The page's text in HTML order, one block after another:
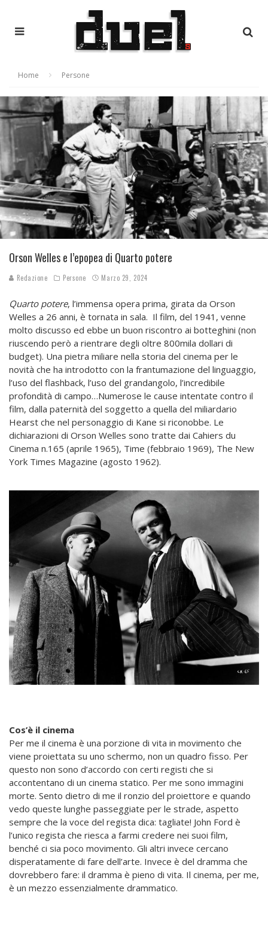
Home Persone
Orson Welles e l’epopea di Quarto potere
Redazione Persone Marzo 29, 2024
Quarto potere, l’immensa opera prima, girata da Orson
Welles a 26 anni, è tornata in sala. Il film, del 1941, venne
molto discusso ed ebbe un buon riscontro ai botteghini (non
riuscendo però a rientrare degli oltre 800mila dollari di
budget). Una pietra miliare nella storia del cinema per le
novità che ha introdotto con la frantumazione del linguaggio,
l’uso del flashback, l’uso del grandangolo, l’incredibile
profondità di campo…Numerose le cause intentate contro il
film, dalla paternità del soggetto a quella del miliardario
Hearst che nel personaggio di Kane si riconobbe. Le
dichiarazioni di Orson Welles sono tratte dai Cahiers du
Cinema n.165 (aprile 1965), Time (febbraio 1969), The New
York Times Magazine (agosto 1962).
Cos’è il cinema
Per me il cinema è una porzione di vita in movimento che
viene proiettata su uno schermo, non un quadro fisso. Per
questo non sono d’accordo con certi registi che si
accontentano di un cinema statico. Per me sono immagini
morte. Sento dietro di me il ronzio del proiettore e quando
vedo queste lunghe passeggiate per le strade, aspetto
sempre che la voce del regista dica: tagliate! John Ford è
l’unico regista che riesca a farmi credere nei suoi film,
benché ci sia poco movimento. Gli altri invece cercano
disperatamente di fare dell’arte. Invece è del dramma che
dovrebbero fare: il dramma è pieno di vita. Il cinema, per me,
è un mezzo essenzialmente drammatico.